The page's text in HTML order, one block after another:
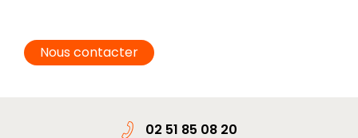
Nous contacter
02 51 85 08 20